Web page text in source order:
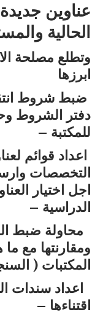
عناوين
الحالية
وتطلع مصلحة
ابرزها
ضبط شروط
دفتر الشروط
للمكتبة –
اعداد قوائم
التخصصات
اجل اختيار
الدراسية –
محاولة ضبط
ومقارنتها مع
المكتبات (
اعداد سندات
اقتناءها –